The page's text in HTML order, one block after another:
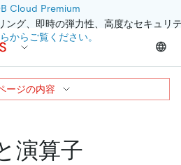
Cloud Premium
グ、即時の弾力性、高度なセキュリ
からご覧ください。
演算子
ージの内容